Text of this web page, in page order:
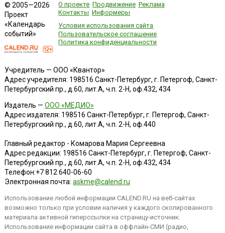
© 2005—2026
Проект
«Календарь
событий»
О проекте Продвижение Реклама
Контакты Информеры
Условия использования сайта
Пользовательское соглашение
Политика конфиденциальности
Учредитель — ООО «Квантор»
Адрес учредителя: 198516 Санкт-Петербург, г. Петергоф, Санкт-
Петербургский пр., д.60, лит.А, ч.п. 2-Н, оф.432, 434
Издатель — ООО «МЕДИО»
Адрес издателя: 198516 Санкт-Петербург, г. Петергоф, Санкт-
Петербургский пр., д.60, лит.А, ч.п. 2-Н, оф.440
Главный редактор - Комарова Мария Сергеевна
Адрес редакции: 198516 Санкт-Петербург, г. Петергоф, Санкт-
Петербургский пр., д.60, лит.А, ч.п. 2-Н, оф.432, 434
Телефон:+7 812 640-06-60
Электронная почта: askme@calend.ru
Использование любой информации CALEND.RU на веб-сайтах
возможно только при условии наличия у каждого скопированного
материала активной гиперссылки на страницу-источник.
Использование информации сайта в оффлайн-СМИ (радио,